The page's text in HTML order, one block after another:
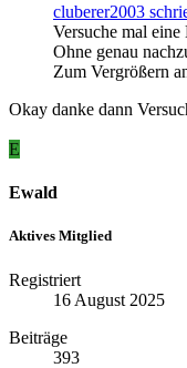
cluberer2003
Versuche mal
Ohne genau
Zum Vergrößern
Okay danke dann
E
Ewald
Aktives Mitglied
Registriert
16 August 2025
Beiträge
393